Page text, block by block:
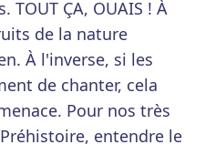
ÇA, OUAIS ! À
de la nature
À l'inverse, si les
de chanter, cela
Pour nos très
entendre le